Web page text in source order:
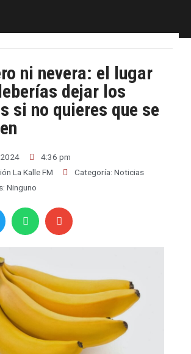
ni nevera: el lugar
dejar los
si no quieres que se
4:36 pm
La Kalle FM Categoría: Noticias
Ninguno